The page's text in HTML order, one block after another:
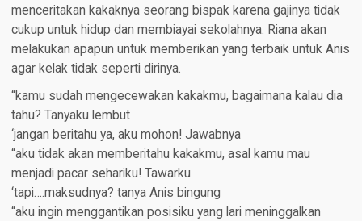
menceritakan kakaknya seorang bispak karena gajinya tidak
cukup untuk hidup dan membiayai sekolahnya. Riana akan
melakukan apapun untuk memberikan yang terbaik untuk Anis
agar kelak tidak seperti dirinya.
“kamu sudah mengecewakan kakakmu, bagaimana kalau dia
tahu? Tanyaku lembut
‘jangan beritahu ya, aku mohon! Jawabnya
“aku tidak akan memberitahu kakakmu, asal kamu mau
menjadi pacar sehariku! Tawarku
‘tapi….maksudnya? tanya Anis bingung
“aku ingin menggantikan posisiku yang lari meninggalkan